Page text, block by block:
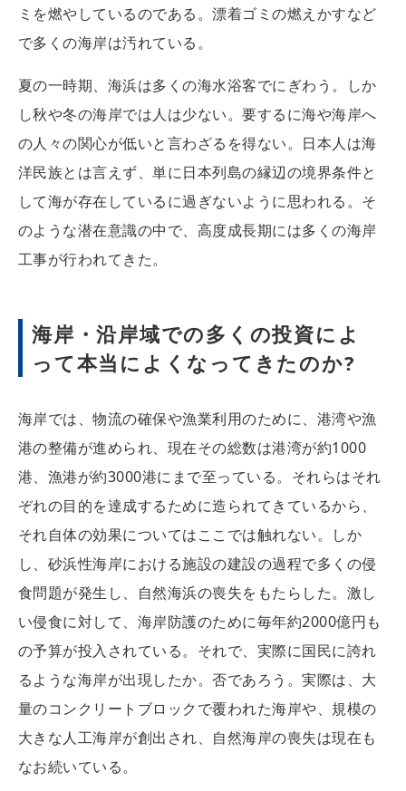
ミを燃やしているのである。漂着ゴミの燃えかすなど
で多くの海岸は汚れている。
夏の一時期、海浜は多くの海水浴客でにぎわう。しか
し秋や冬の海岸では人は少ない。要するに海や海岸へ
の人々の関心が低いと言わざるを得ない。日本人は海
洋民族とは言えず、単に日本列島の縁辺の境界条件と
して海が存在しているに過ぎないように思われる。そ
のような潜在意識の中で、高度成長期には多くの海岸
工事が行われてきた。
海岸・沿岸域での多くの投資によ
って本当によくなってきたのか?
海岸では、物流の確保や漁業利用のために、港湾や漁
港の整備が進められ、現在その総数は港湾が約1000
港、漁港が約3000港にまで至っている。それらはそれ
ぞれの目的を達成するために造られてきているから、
それ自体の効果についてはここでは触れない。しか
し、砂浜性海岸における施設の建設の過程で多くの侵
食問題が発生し、自然海浜の喪失をもたらした。激し
い侵食に対して、海岸防護のために毎年約2000億円も
の予算が投入されている。それで、実際に国民に誇れ
るような海岸が出現したか。否であろう。実際は、大
量のコンクリートブロックで覆われた海岸や、規模の
大きな人工海岸が創出され、自然海岸の喪失は現在も
なお続いている。